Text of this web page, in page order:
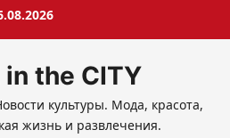
in the CITY
культуры. Мода, красота,
жизнь и развлечения.